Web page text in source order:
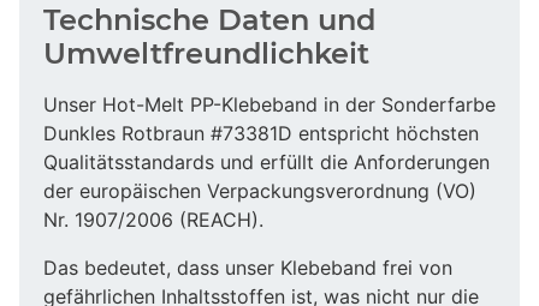
Technische Daten und
Umweltfreundlichkeit
Unser Hot-Melt PP-Klebeband in der Sonderfarbe
Dunkles Rotbraun #73381D entspricht höchsten
Qualitätsstandards und erfüllt die Anforderungen
der europäischen Verpackungsverordnung (VO)
Nr. 1907/2006 (REACH).
Das bedeutet, dass unser Klebeband frei von
gefährlichen Inhaltsstoffen ist, was nicht nur die